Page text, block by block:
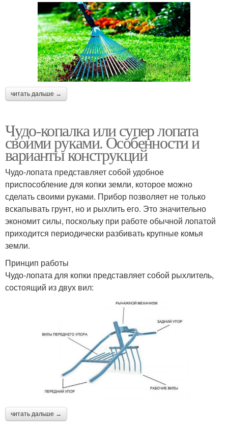
читать дальше →
Чудо-копалка или супер лопата
своими руками. Особенности и
варианты конструкций
Чудо-лопата представляет собой удобное
приспособление для копки земли, которое можно
сделать своими руками. Прибор позволяет не только
вскапывать грунт, но и рыхлить его. Это значительно
экономит силы, поскольку при работе обычной лопатой
приходится периодически разбивать крупные комья
земли.
Принцип работы
Чудо-лопата для копки представляет собой рыхлитель,
состоящий из двух вил:
читать дальше →